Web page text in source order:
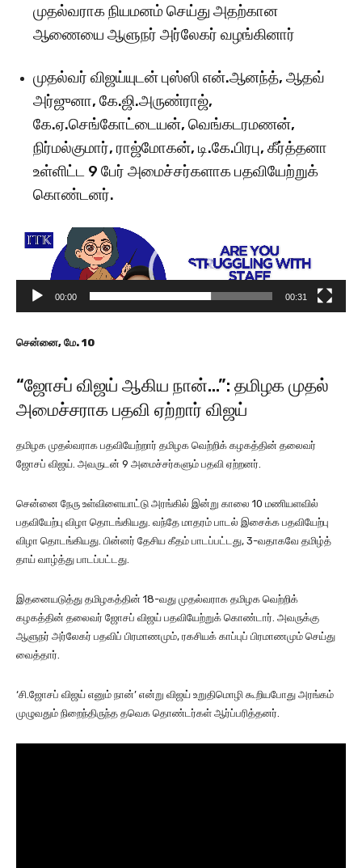
முதல்வராக நியமனம் செய்து அதற்கான
ஆணையை ஆளுநர் அர்லேகர் வழங்கினார்
முதல்வர் விஜய்யுடன் புஸ்ஸி என்.ஆனந்த், ஆதவ்
அர்ஜுனா, கே.ஜி.அருண்ராஜ்,
கே.ஏ.செங்கோட்டையன், வெங்கடரமணன்,
நிர்மல்குமார், ராஜ்மோகன், டி.கே.பிரபு, கீர்த்தனா
உள்ளிட்ட 9 பேர் அமைச்சர்களாக பதவியேற்றுக்
கொண்டனர்.
o
l
y
e
00:00 00:31
சென்னை, மே. 10
“ஜோசப் விஜய் ஆகிய நான்…”: தமிழக முதல்
அமைச்சராக பதவி ஏற்றார் விஜய்
தமிழக முதல்வராக பதவியேற்றார் தமிழக வெற்றிக் கழகத்தின் தலைவர்
ஜோசப் விஜய். அவருடன் 9 அமைச்சர்களும் பதவி ஏற்றனர்.
சென்னை நேரு உள்விளையாட்டு அரங்கில் இன்று காலை 10 மணியளவில்
பதவியேற்பு விழா தொடங்கியது. வந்தே மாதரம் பாடல் இசைக்க பதவியேற்பு
விழா தொடங்கியது. பின்னர் தேசிய கீதம் பாடப்பட்டது, 3-வதாகவே தமிழ்த்
தாய் வாழ்த்து பாடப்பட்டது.
இதனையடுத்து தமிழகத்தின் 18-வது முதல்வராக தமிழக வெற்றிக்
கழகத்தின் தலைவர் ஜோசப் விஜய் பதவியேற்றுக் கொண்டார். அவருக்கு
ஆளுநர் அர்லேகர் பதவிப் பிரமாணமும், ரகசியக் காப்புப் பிரமாணமும் செய்து
வைத்தார்.
‘சி.ஜோசப் விஜய் எனும் நான்’ என்று விஜய் உறுதிமொழி கூறியபோது அரங்கம்
முழுவதும் நிறைந்திருந்த தவெக தொண்டர்கள் ஆர்ப்பரித்தனர்.